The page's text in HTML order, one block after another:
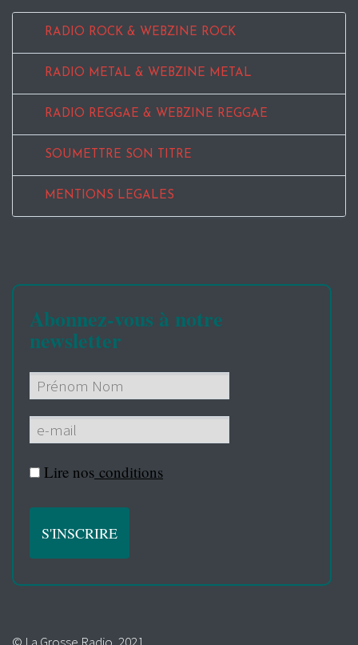
RADIO ROCK & WEBZINE ROCK
RADIO METAL & WEBZINE METAL
RADIO REGGAE & WEBZINE REGGAE
SOUMETTRE SON TITRE
MENTIONS LEGALES
Abonnez-vous à notre
newsletter
Lire nos conditions
© La Grosse Radio, 2021